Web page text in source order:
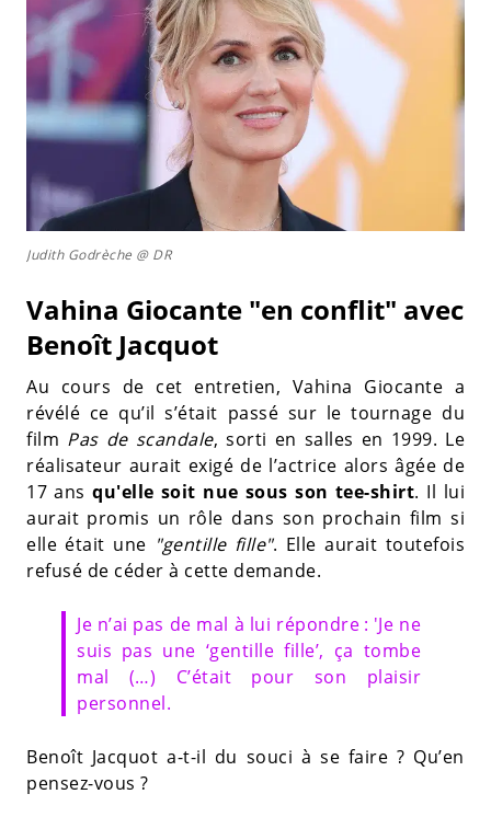
Judith Godrèche @ DR
Vahina Giocante "en conflit" avec
Benoît Jacquot
Au cours de cet entretien, Vahina Giocante a
révélé ce qu’il s’était passé sur le tournage du
film Pas de scandale, sorti en salles en 1999. Le
réalisateur aurait exigé de l’actrice alors âgée de
17 ansqu'elle soit nue sous son tee-shirt. Il lui
aurait promis un rôle dans son prochain film si
elle était une "gentille fille". Elle aurait toutefois
refusé de céder à cette demande.
Je n’ai pas de mal à lui répondre : 'Je ne
suis pas une ‘gentille fille’, ça tombe
mal (…) C’était pour son plaisir
personnel.
Benoît Jacquot a-t-il du souci à se faire ? Qu’en
pensez-vous ?